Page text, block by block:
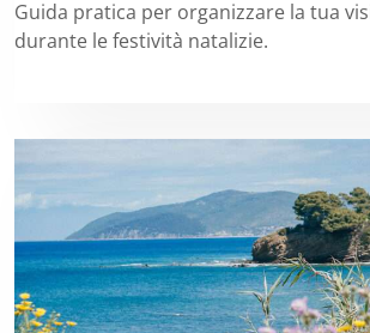
Guida pratica per organizzare la tua
durante le festività natalizie.